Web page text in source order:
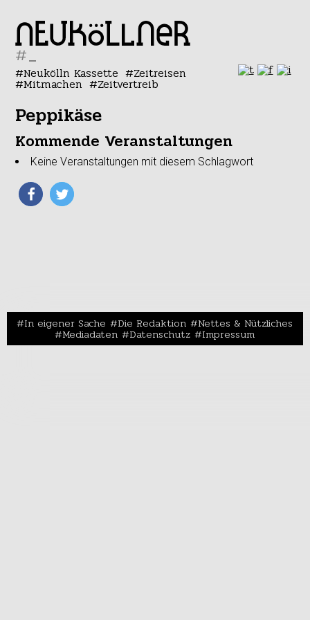
#
Neukölln Kassette Zeitreisen
Mitmachen Zeitvertreib
Peppikäse
Kommende Veranstaltungen
Keine Veranstaltungen mit diesem Schlagwort
In eigener Sache Die Redaktion Nettes & Nützliches
Mediadaten Datenschutz Impressum